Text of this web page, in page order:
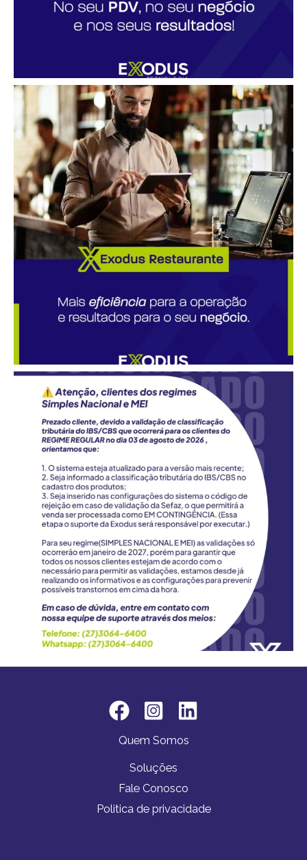
Quem Somos
Soluções
Fale Conosco
Politica de privacidade